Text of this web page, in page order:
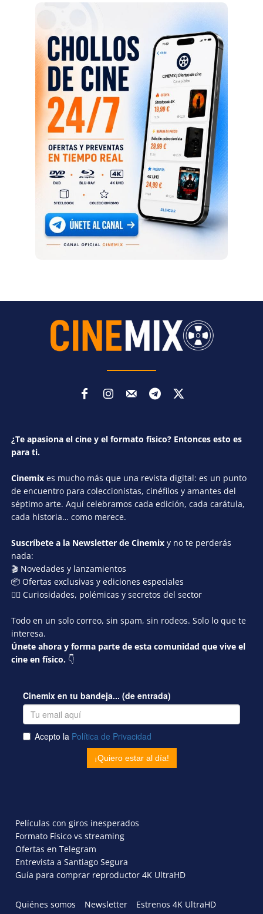
¿Te apasiona el cine y el formato físico? Entonces esto es
para ti.
Cinemix es mucho más que una revista digital: es un punto
de encuentro para coleccionistas, cinéfilos y amantes del
séptimo arte. Aquí celebramos cada edición, cada carátula,
cada historia… como merece.
Suscríbete a la Newsletter de Cinemix y no te perderás
nada:
🎬 Novedades y lanzamientos
📦 Ofertas exclusivas y ediciones especiales
🕵️‍♂️ Curiosidades, polémicas y secretos del sector
Todo en un solo correo, sin spam, sin rodeos. Solo lo que te
interesa.
Únete ahora y forma parte de esta comunidad que vive el
cine en físico. 👇
Películas con giros inesperados
Formato Físico vs streaming
Ofertas en Telegram
Entrevista a Santiago Segura
Guía para comprar reproductor 4K UltraHD
Quiénes somos Newsletter
Estrenos 4K UltraHD